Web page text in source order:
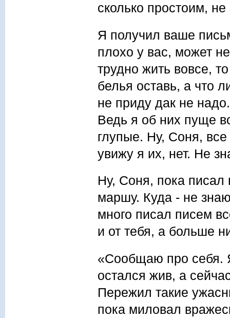
сколько простоим,
Я получил ваше
плохо у вас, может
трудно жить вовсе,
белья оставь, а что
не приду дак не
Ведь я об них пуще
глупые. Ну, Соня,
увижу я их, нет. Не
Ну, Соня, пока писал
маршу. Куда - не
много писал писем
и от тебя, а больше
«Сообщаю про себя.
остался жив, а
Пережил такие
пока миловал